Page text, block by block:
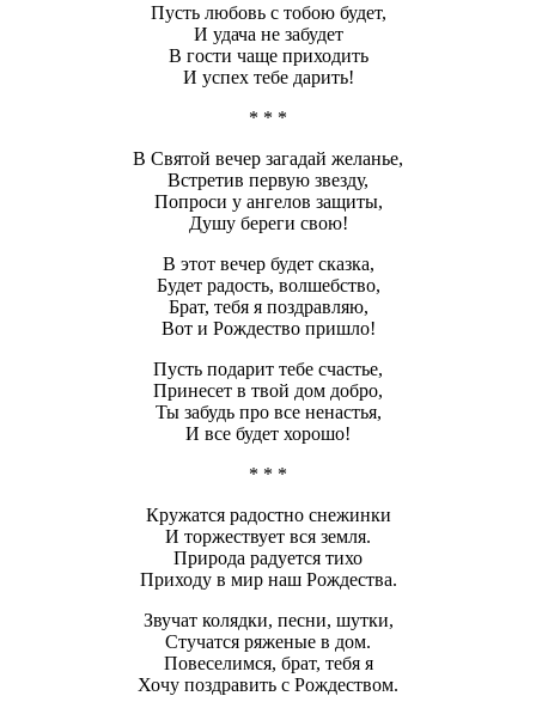
Пусть любовь с тобою будет,
И удача не забудет
В гости чаще приходить
И успех тебе дарить!
* * *
В Святой вечер загадай желанье,
Встретив первую звезду,
Попроси у ангелов защиты,
Душу береги свою!
В этот вечер будет сказка,
Будет радость, волшебство,
Брат, тебя я поздравляю,
Вот и Рождество пришло!
Пусть подарит тебе счастье,
Принесет в твой дом добро,
Ты забудь про все ненастья,
И все будет хорошо!
* * *
Кружатся радостно снежинки
И торжествует вся земля.
Природа радуется тихо
Приходу в мир наш Рождества.
Звучат колядки, песни, шутки,
Стучатся ряженые в дом.
Повеселимся, брат, тебя я
Хочу поздравить с Рождеством.